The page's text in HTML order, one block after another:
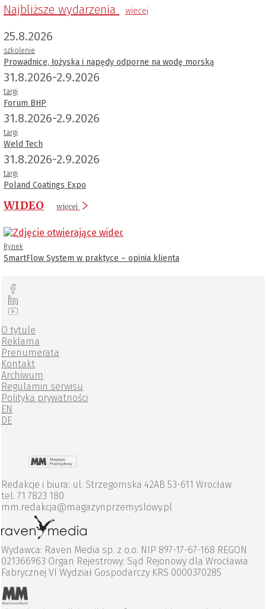
Najbliższe wydarzenia wiecej
25.8.2026
szkolenie
Prowadnice, łożyska i napędy odporne na wodę morską
31.8.2026-2.9.2026
targi
Forum BHP
31.8.2026-2.9.2026
targi
Weld Tech
31.8.2026-2.9.2026
targi
Poland Coatings Expo
WIDEO więcej
Rynek
SmartFlow System w praktyce – opinia klienta
O tytule
Reklama
Prenumerata
Kontakt
Archiwum
Regulamin serwisu
Polityka prywatności
EN
DE
Redakcje i biura: ul. Strzegomska 42AB 53-611 Wrocław
tel. 71 7823 180
mm.redakcja@magazynprzemyslowy.pl
Wydawca: Raven Media sp. z o.o. NIP 897-17-67-168 REGON
021366963 Organ Rejestrowy: Sąd Rejonowy dla Wrocławia
Fabrycznej VI Wydział Gospodarczy KRS 0000370285